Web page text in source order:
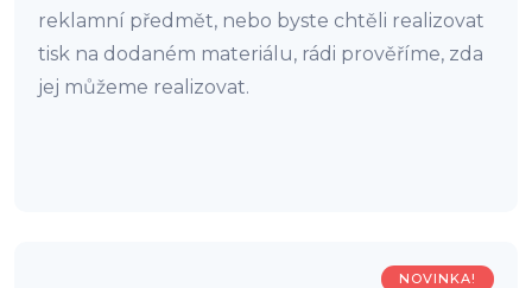
reklamní předmět, nebo byste chtěli realizovat
tisk na dodaném materiálu, rádi prověříme, zda
jej můžeme realizovat.
NOVINKA!